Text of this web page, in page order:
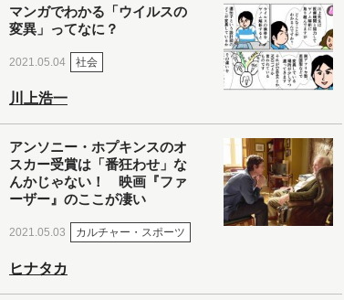
マンガでわかる「ウイルスの
変異」ってなに？
2021.05.04 社会
川上浩一
アンソニー・ホプキンスのオ
スカー受賞は「番狂わせ」な
んかじゃない！ 映画『ファ
ーザー』のここが凄い
2021.05.03 カルチャー・スポーツ
ヒナタカ